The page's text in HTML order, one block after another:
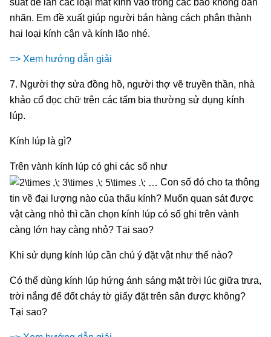
suất để lẫn các loại mắt kính vào trong các bao không dán
nhãn. Em đề xuất giúp người bán hàng cách phân thành
hai loại kính cận và kính lão nhé.
=> Xem hướng dẫn giải
7. Người thợ sửa đồng hồ, người thợ vẽ truyền thần, nhà
khảo cổ đọc chữ trên các tấm bia thường sử dụng kính
lúp.
Kính lúp là gì?
Trên vành kính lúp có ghi các số như
Con số đó cho ta thông
tin về đại lượng nào của thấu kính? Muốn quan sát được
vật càng nhỏ thì cần chọn kính lúp có số ghi trên vành
càng lớn hay càng nhỏ? Tại sao?
Khi sử dụng kính lúp cần chú ý đặt vật như thế nào?
Có thể dùng kính lúp hứng ánh sáng mặt trời lúc giữa trưa,
trời nắng để đốt cháy tờ giấy đặt trên sân được không?
Tại sao?